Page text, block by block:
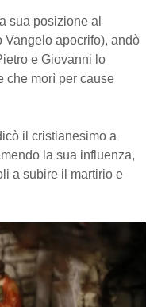
sua posizione al
Vangelo apocrifo), andò
e Giovanni lo
che morì per cause
il cristianesimo a
la sua influenza,
a subire il martirio e